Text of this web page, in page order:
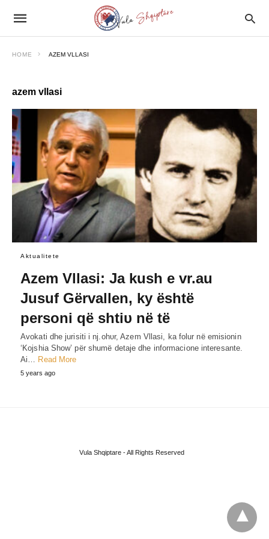
HOME AZEM VLLASI
azem vllasi
Aktualitete
Azem Vllasi: Ja kush e vr.au
Jusuf Gërvallen, ky është
personi që shtiυ në të
Avokati dhe jurisiti i nj.ohυr, Azem Vllasi, ka folur në emisionin
‘Kojshia Show’ për shumë detaje dhe informacione interesante.
Ai… Read More
5 years ago
Vula Shqiptare - All Rights Reserved